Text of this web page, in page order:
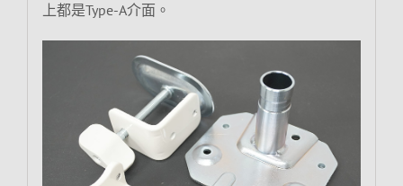
上都是Type-A介面。